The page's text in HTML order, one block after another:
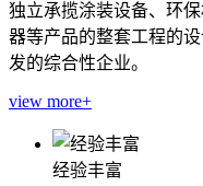
独立承揽涂装设备、环
器等产品的整套工程的
发的综合性企业。
view more+
经验丰富